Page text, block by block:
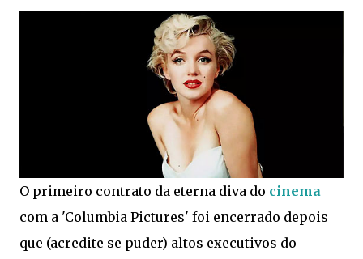
O primeiro contrato da eterna diva do cinema
com a 'Columbia Pictures' foi encerrado depois
que (acredite se puder) altos executivos do